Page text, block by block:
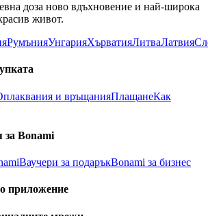
доза ново вдъхновение и най-широка
живот.
РумънияУнгарияХърватияЛитваЛатвия
и връщанияПлащанеКак
Bonami
Ваучери за подаръкBonami за бизнес
приложение